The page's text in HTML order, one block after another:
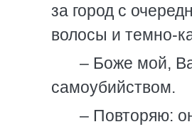
за город с
волосы и темно-
– Боже мой,
самоубийством.
– Повторяю: